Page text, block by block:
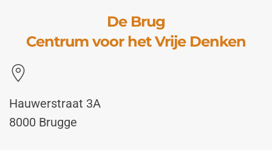
De Brug
Centrum voor het Vrije Denken
Hauwerstraat 3A
8000 Brugge